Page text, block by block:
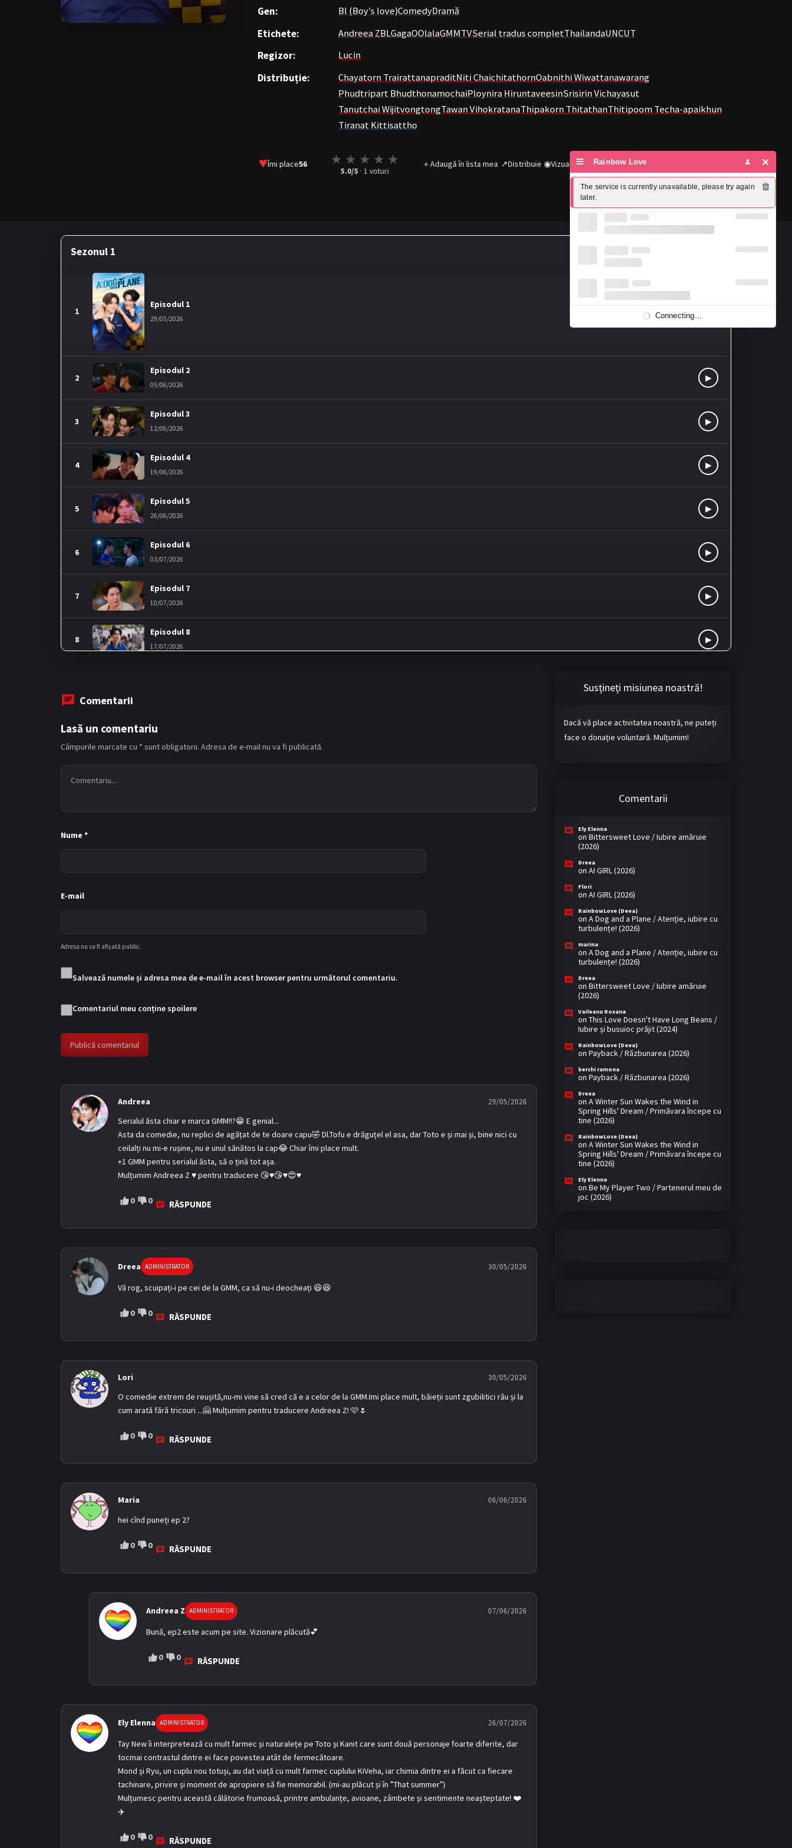
Gen: Bl (Boy's love)ComedyDramă
Etichete: Andreea ZBLGagaOOlalaGMMTVSerial tradus completThailandaUNCUT
Regizor: Lucin
Distribuție: Chayatorn TrairattanapraditNiti ChaichitathornOabnithi Wiwattanawarang
Phudtripart BhudthonamochaiPloynira HiruntaveesinSrisirin Vichayasut
Tanutchai WijitvongtongTawan VihokratanaThipakorn ThitathanThitipoom Techa-apaikhun
Tiranat Kittisattho
♥Îmi place56 ★ ★ ★ ★ ★
5.0/5 · 1 voturi
＋Adaugă în lista mea ↗Distribuie ◉Vizualizări 13,836
Sezonul 1
1
Episodul 1
29/05/2026
2
Episodul 2
05/06/2026
▶
3
Episodul 3
12/06/2026
▶
4
Episodul 4
19/06/2026
▶
5
Episodul 5
26/06/2026
▶
6
Episodul 6
03/07/2026
▶
7
Episodul 7
10/07/2026
▶
8
Episodul 8
17/07/2026
▶
10
31/07/2026
▶
Comentarii
Lasă un comentariu
Câmpurile marcate cu * sunt obligatorii. Adresa de e-mail nu va fi publicată.
Nume *
E-mail
Adresa nu va fi afișată public.
Salvează numele și adresa mea de e-mail în acest browser pentru următorul comentariu.
Comentariul meu conține spoilere
Andreea 29/05/2026
Serialul ăsta chiar e marca GMM!!?😁 E genial...
Asta da comedie, nu replici de agățat de te doare capu🤣 Dl.Tofu e drăguțel el asa, dar Toto e și mai și, bine nici cu
ceilalți nu mi-e rușine, nu e unul sănătos la cap😂 Chiar îmi place mult.
+1 GMM pentru serialul ăsta, să o țină tot așa.
Mulțumim Andreea Z ♥️ pentru traducere 😘♥️😘♥️😍♥️
0 0 RĂSPUNDE
Dreea ADMINISTRATOR 30/05/2026
Vă rog, scuipați-i pe cei de la GMM, ca să nu-i deocheați 😆😆
0 0 RĂSPUNDE
Lori 30/05/2026
O comedie extrem de reușită,nu-mi vine să cred că e a celor de la GMM.Imi place mult, băieții sunt zgubilitici rău și la
cum arată fără tricouri ...🤗 Mulțumim pentru traducere Andreea Z! 🩷🌷
0 0 RĂSPUNDE
Maria 06/06/2026
hei cînd puneți ep 2?
0 0 RĂSPUNDE
Andreea Z ADMINISTRATOR 07/06/2026
Bună, ep2 este acum pe site. Vizionare plăcută💕
0 0 RĂSPUNDE
Ely Elenna ADMINISTRATOR 26/07/2026
Tay New îi interpretează cu mult farmec și naturalețe pe Toto și Kanit care sunt două personaje foarte diferite, dar
tocmai contrastul dintre ei face povestea atât de fermecătoare.
Mond și Ryu, un cuplu nou totuși, au dat viață cu mult farmec cuplului KiVeha, iar chimia dintre ei a făcut ca fiecare
tachinare, privire și moment de apropiere să fie memorabil. (mi-au plăcut și în ”That summer”)
Mulțumesc pentru această călătorie frumoasă, printre ambulanțe, avioane, zâmbete și sentimente neașteptate! ❤️
✈️
0 0 RĂSPUNDE
Susțineți misiunea noastră!
Dacă vă place activitatea noastră, ne puteți
face o donație voluntară. Mulțumim!
Comentarii
Ely Elenna
on Bittersweet Love / Iubire amăruie
(2026)
Dreea
on AI GIRL (2026)
Flori
on AI GIRL (2026)
RainbowLove (Deea)
on A Dog and a Plane / Atenție, iubire cu
turbulențe! (2026)
marina
on A Dog and a Plane / Atenție, iubire cu
turbulențe! (2026)
Dreea
on Bittersweet Love / Iubire amăruie
(2026)
Vaileanu Roxana
on This Love Doesn't Have Long Beans /
Iubire și busuioc prăjit (2024)
RainbowLove (Deea)
on Payback / Răzbunarea (2026)
berchi ramona
on Payback / Răzbunarea (2026)
Dreea
on A Winter Sun Wakes the Wind in
Spring Hills' Dream / Primăvara începe cu
tine (2026)
RainbowLove (Deea)
on A Winter Sun Wakes the Wind in
Spring Hills' Dream / Primăvara începe cu
tine (2026)
Ely Elenna
on Be My Player Two / Partenerul meu de
joc (2026)
Rainbow Love
The service is currently unavailable, please try again
later.
Connecting...